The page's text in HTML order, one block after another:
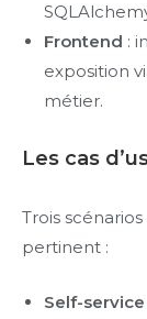
Frontend :
exposition
métier.
Les cas
Trois
pertinent :
Self-